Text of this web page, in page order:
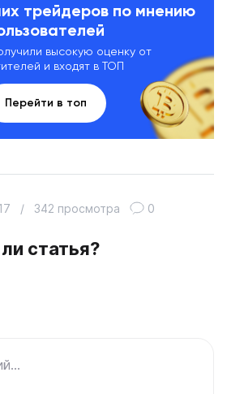
трейдеров по мнению
высокую оценку от
и входят в ТОП
Перейти в топ
статья?
/ 342 просмотра 0